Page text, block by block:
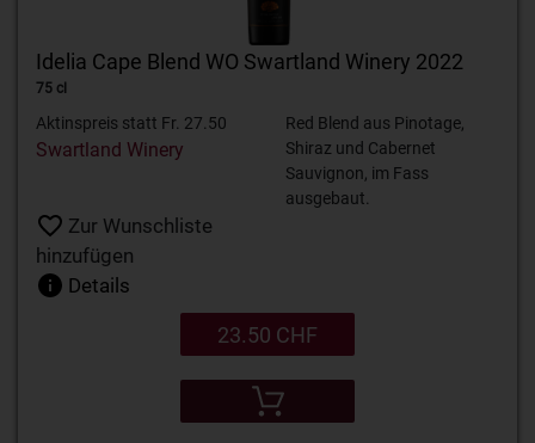
Idelia Cape Blend WO Swartland Winery 2022
75 cl
Aktinspreis statt Fr. 27.50
Swartland Winery
Red Blend aus Pinotage,
Shiraz und Cabernet
Sauvignon, im Fass
ausgebaut.
Zur Wunschliste
hinzufügen
Details
23.50 CHF